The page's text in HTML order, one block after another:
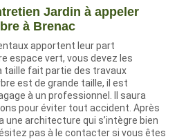
Jardin à appeler
à Brenac
apportent leur part
espace vert, vous devez les
taille fait partie des travaux
est de grande taille, il est
à un professionnel. Il saura
pour éviter tout accident. Après
une architecture qui s’intègre bien
pas à le contacter si vous êtes